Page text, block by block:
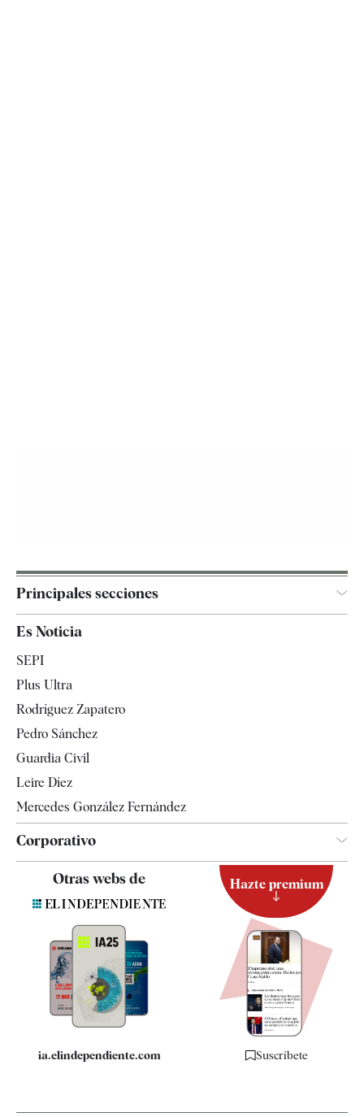
Principales secciones
Televisión
Es Noticia
SEPI
Plus Ultra
Rodríguez Zapatero
Pedro Sánchez
Guardia Civil
Leire Díez
Mercedes González Fernández
Corporativo
Quiénes somos
Especificaciones
Otras webs de
ia.elindependiente.com
Hazte premium
Suscríbete